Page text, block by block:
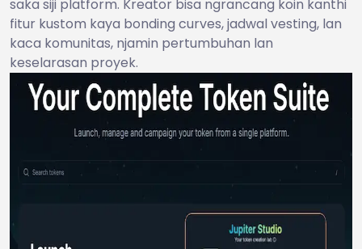
saka siji platform. Kreator bisa ngrancang koin kanthi
fitur kustom kaya bonding curves, jadwal vesting, lan
kaca komunitas, njamin pertumbuhan lan
keselarasan proyek.